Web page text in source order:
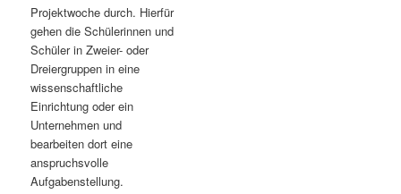
Projektwoche durch. Hierfür
gehen die Schülerinnen und
Schüler in Zweier- oder
Dreiergruppen in eine
wissenschaftliche
Einrichtung oder ein
Unternehmen und
bearbeiten dort eine
anspruchsvolle
Aufgabenstellung.